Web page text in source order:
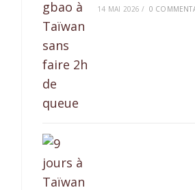
14 MAI 2026 / 0